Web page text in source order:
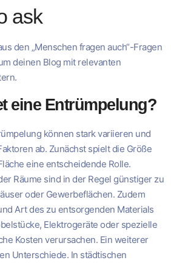
ask
den „Menschen fragen auch“-Fragen
deinen Blog mit relevanten
eine Entrümpelung?
können stark variieren und
ab. Zunächst spielt die Größe
eine entscheidende Rolle.
Räume sind in der Regel günstiger zu
oder Gewerbeflächen. Zudem
Art des zu entsorgenden Materials
Elektrogeräte oder spezielle
Kosten verursachen. Ein weiterer
Unterschiede. In städtischen